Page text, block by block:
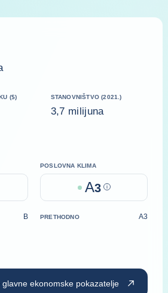
($) STANOVNIŠTVO (2021.)
3,7 milijuna
POSLOVNA KLIMA
A3 Help
B PRETHODNO A3
ekonomske pokazatelje